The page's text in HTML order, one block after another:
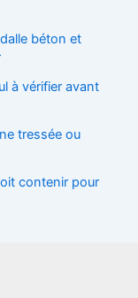
béton et
à vérifier avant
tressée ou
contenir pour